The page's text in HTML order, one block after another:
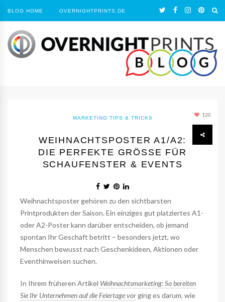
BLOG HOME OVERNIGHTPRINTS.DE
120
MARKETING TIPS & TRICKS
WEIHNACHTSPOSTER A1/A2:
DIE PERFEKTE GRÖSSE FÜR S
CHAUFENSTER & EVENTS
Weihnachtsposter gehören zu den sichtbarsten
Printprodukten der Saison. Ein einziges gut platziertes A1-
oder A2-Poster kann darüber entscheiden, ob jemand
spontan Ihr Geschäft betritt – besonders jetzt, wo
Menschen bewusst nach Geschenkideen, Aktionen oder
Eventhinweisen suchen.
In Ihrem früheren Artikel Weihnachtsmarketing: So bereiten
Sie Ihr Unternehmen auf die Feiertage vor ging es darum, wie